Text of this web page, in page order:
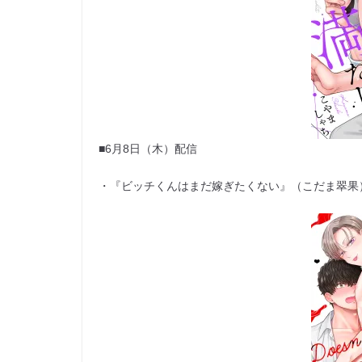
■6月8日（木）配信
・『ビッチくんはまだ嫁ぎたくない』（こだま翠果